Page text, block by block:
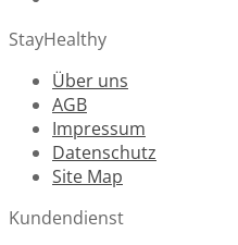
StayHealthy
Über uns
AGB
Impressum
Datenschutz
Site Map
Kundendienst